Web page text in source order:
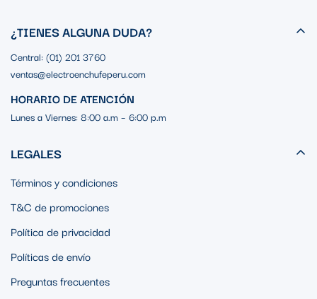
¿TIENES ALGUNA DUDA?
Central: (01) 201 3760
ventas@electroenchufeperu.com
HORARIO DE ATENCIÓN
Lunes a Viernes: 8:00 a.m – 6:00 p.m
LEGALES
Términos y condiciones
T&C de promociones
Política de privacidad
Políticas de envío
Preguntas frecuentes